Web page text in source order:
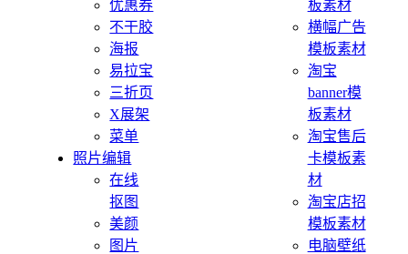
优惠券
不干胶
海报
易拉宝
三折页
X展架
菜单
照片编辑
在线
抠图
美颜
图片
板素材
横幅广告
模板素材
淘宝
banner模
板素材
淘宝售后
卡模板素
材
淘宝店招
模板素材
电脑壁纸